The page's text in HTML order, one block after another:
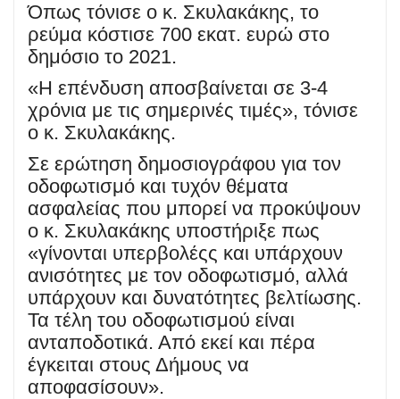
Όπως τόνισε ο κ. Σκυλακάκης, το
ρεύμα κόστισε 700 εκατ. ευρώ στο
δημόσιο το 2021.
«Η επένδυση αποσβαίνεται σε 3-4
χρόνια με τις σημερινές τιμές», τόνισε
ο κ. Σκυλακάκης.
Σε ερώτηση δημοσιογράφου για τον
οδοφωτισμό και τυχόν θέματα
ασφαλείας που μπορεί να προκύψουν
ο κ. Σκυλακάκης υποστήριξε πως
«γίνονται υπερβολέςς και υπάρχουν
ανισότητες με τον οδοφωτισμό, αλλά
υπάρχουν και δυνατότητες βελτίωσης.
Τα τέλη του οδοφωτισμού είναι
ανταποδοτικά. Από εκεί και πέρα
έγκειται στους Δήμους να
αποφασίσουν».